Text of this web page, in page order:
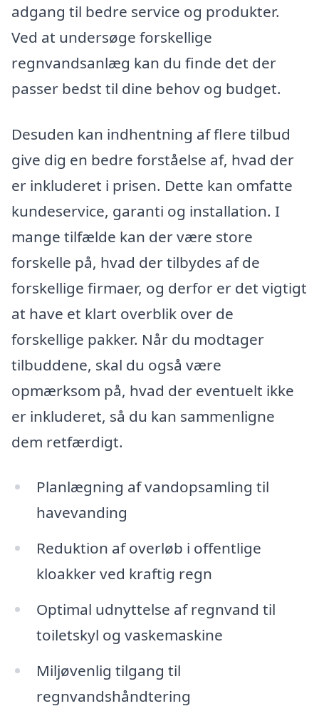
adgang til bedre service og produkter.
Ved at undersøge forskellige
regnvandsanlæg kan du finde det der
passer bedst til dine behov og budget.
Desuden kan indhentning af flere tilbud
give dig en bedre forståelse af, hvad der
er inkluderet i prisen. Dette kan omfatte
kundeservice, garanti og installation. I
mange tilfælde kan der være store
forskelle på, hvad der tilbydes af de
forskellige firmaer, og derfor er det vigtigt
at have et klart overblik over de
forskellige pakker. Når du modtager
tilbuddene, skal du også være
opmærksom på, hvad der eventuelt ikke
er inkluderet, så du kan sammenligne
dem retfærdigt.
Planlægning af vandopsamling til
havevanding
Reduktion af overløb i offentlige
kloakker ved kraftig regn
Optimal udnyttelse af regnvand til
toiletskyl og vaskemaskine
Miljøvenlig tilgang til
regnvandshåndtering